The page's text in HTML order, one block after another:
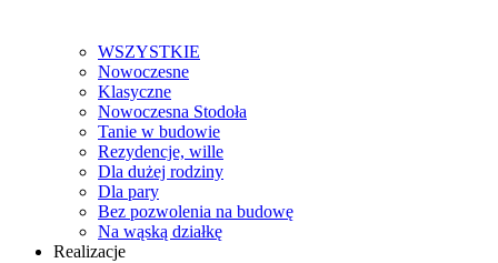
WSZYSTKIE
Nowoczesne
Klasyczne
Nowoczesna Stodoła
Tanie w budowie
Rezydencje, wille
Dla dużej rodziny
Dla pary
Bez pozwolenia na budowę
Na wąską działkę
Realizacje